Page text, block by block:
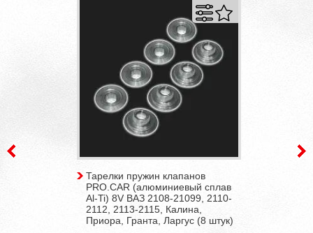
Тарелки пружин клапанов
PRO.CAR (алюминиевый сплав
Al-Ti) 8V ВАЗ 2108-21099, 2110-
2112, 2113-2115, Калина,
Приора, Гранта, Ларгус (8 штук)